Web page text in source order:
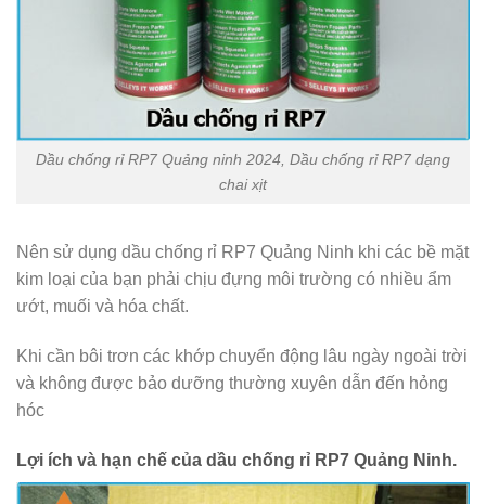
Dầu chống rỉ RP7 Quảng ninh 2024, Dầu chống rỉ RP7 dạng
chai xịt
Nên sử dụng dầu chống rỉ RP7 Quảng Ninh khi các bề mặt
kim loại của bạn phải chịu đựng môi trường có nhiều ẩm
ướt, muối và hóa chất.
Khi cần bôi trơn các khớp chuyển động lâu ngày ngoài trời
và không được bảo dưỡng thường xuyên dẫn đến hỏng
hóc
Lợi ích và hạn chế của dầu chống rỉ RP7 Quảng Ninh.